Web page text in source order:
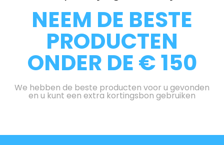
NEEM DE BESTE
PRODUCTEN
ONDER DE € 150
We hebben de beste producten voor u gevonden
en u kunt een extra kortingsbon gebruiken